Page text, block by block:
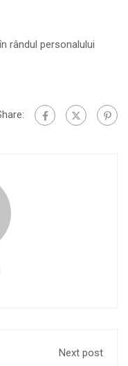
rândul personalului
Next post